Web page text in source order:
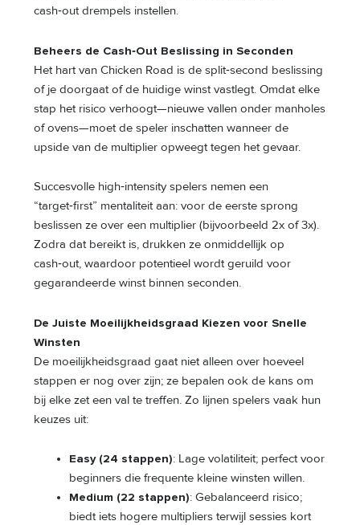
cash‑out drempels instellen.
Beheers de Cash‑Out Beslissing in Seconden
Het hart van Chicken Road is de split‑second beslissing
of je doorgaat of de huidige winst vastlegt. Omdat elke
stap het risico verhoogt—nieuwe vallen onder manholes
of ovens—moet de speler inschatten wanneer de
upside van de multiplier opweegt tegen het gevaar.
Succesvolle high‑intensity spelers nemen een
“target‑first” mentaliteit aan: voor de eerste sprong
beslissen ze over een multiplier (bijvoorbeeld 2x of 3x).
Zodra dat bereikt is, drukken ze onmiddellijk op
cash‑out, waardoor potentieel wordt geruild voor
gegarandeerde winst binnen seconden.
De Juiste Moeilijkheidsgraad Kiezen voor Snelle
Winsten
De moeilijkheidsgraad gaat niet alleen over hoeveel
stappen er nog over zijn; ze bepalen ook de kans om
bij elke zet een val te treffen. Zo lijnen spelers vaak hun
keuzes uit:
Easy (24 stappen): Lage volatiliteit; perfect voor
beginners die frequente kleine winsten willen.
Medium (22 stappen): Gebalanceerd risico;
biedt iets hogere multipliers terwijl sessies kort